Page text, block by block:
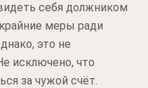
себя должником
меры ради
это не
исключено, что
за чужой счёт.